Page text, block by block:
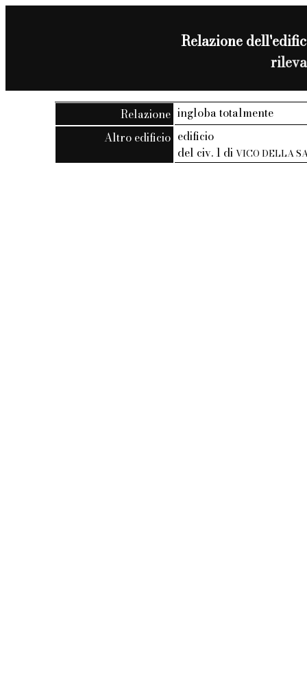
Relazione
Relazione ingloba totalmente
Altro edificio edificio
del civ. 1 diVICO DELLA